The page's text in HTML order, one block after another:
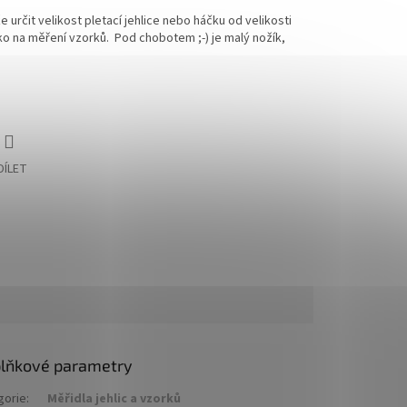
určit velikost pletací jehlice nebo háčku od velikosti
na měření vzorků. Pod chobotem ;-) je malý nožík,
parametry
: Měřidla jehlic a vzorků